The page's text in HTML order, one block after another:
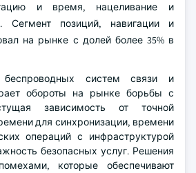
и время, нацеливание и
Сегмент позиций, навигации и
на рынке с долей более 35% в
беспроводных систем связи и
обороты на рынке борьбы с
зависимость от точной
для синхронизации, времени
операций с инфраструктурой
безопасных услуг. Решения
которые обеспечивают